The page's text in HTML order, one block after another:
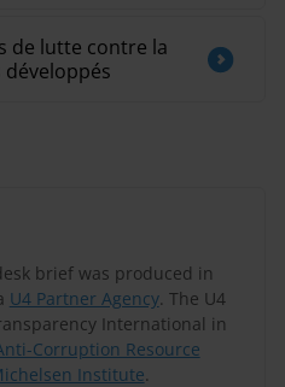
brief was produced in
U4 Partner Agency. The U4
International in
Corruption Resource
Institute.
de lutte contre la